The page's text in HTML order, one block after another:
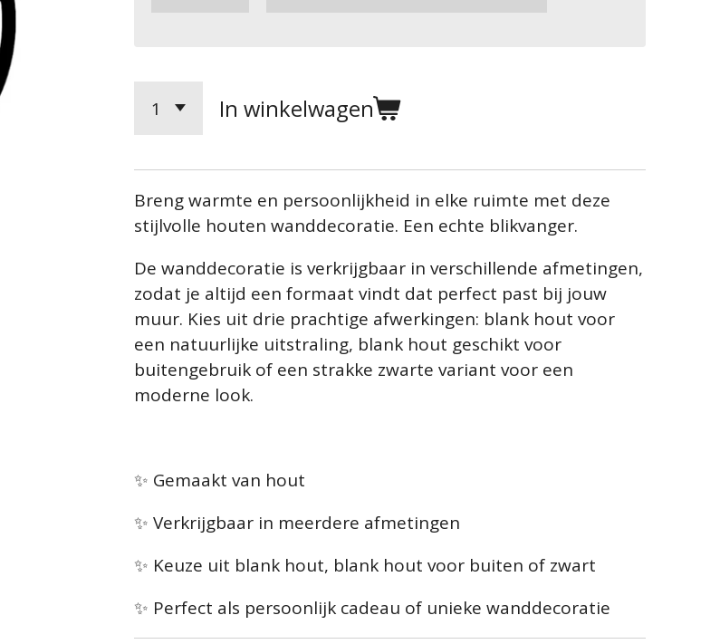
In winkelwagen
Breng warmte en persoonlijkheid in elke ruimte met deze
stijlvolle houten wanddecoratie. Een echte blikvanger.
De wanddecoratie is verkrijgbaar in verschillende afmetingen,
zodat je altijd een formaat vindt dat perfect past bij jouw
muur. Kies uit drie prachtige afwerkingen: blank hout voor
een natuurlijke uitstraling, blank hout geschikt voor
buitengebruik of een strakke zwarte variant voor een
moderne look.
✨ Gemaakt van hout
✨ Verkrijgbaar in meerdere afmetingen
✨ Keuze uit blank hout, blank hout voor buiten of zwart
✨ Perfect als persoonlijk cadeau of unieke wanddecoratie